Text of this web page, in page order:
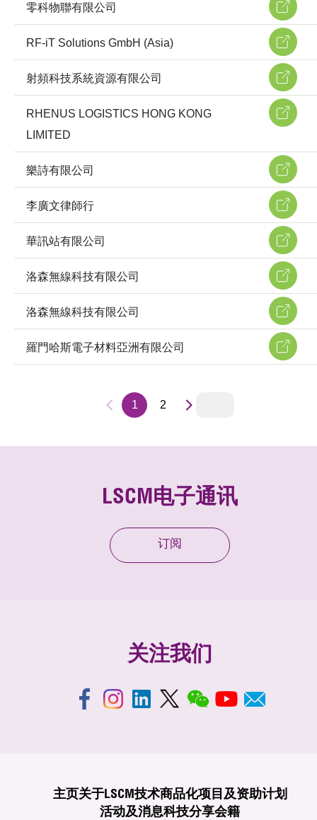
零科物聯有限公司
RF-iT Solutions GmbH (Asia)
射頻科技系統資源有限公司
RHENUS LOGISTICS HONG KONG
LIMITED
樂詩有限公司
李廣文律師行
華訊站有限公司
洛森無線科技有限公司
洛森無線科技有限公司
羅門哈斯電子材料亞洲有限公司
1 2
LSCM电子通讯
订阅
关注我们
主页关于LSCM技术商品化项目及资助计划
活动及消息科技分享会籍